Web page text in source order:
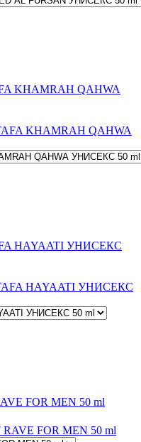
KHAMRAH QAHWA
HAYAATI УНИСЕКС
FOR MEN 50 ml